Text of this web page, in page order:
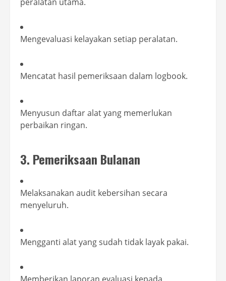
Mengevaluasi kelayakan setiap peralatan.
Mencatat hasil pemeriksaan dalam logbook.
Menyusun daftar alat yang memerlukan
perbaikan ringan.
3. Pemeriksaan Bulanan
Melaksanakan audit kebersihan secara
menyeluruh.
Mengganti alat yang sudah tidak layak pakai.